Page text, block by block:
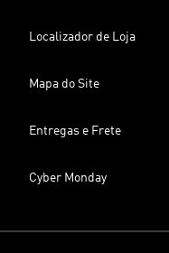
Localizador de Loja
Mapa do Site
Entregas e Frete
Cyber Monday